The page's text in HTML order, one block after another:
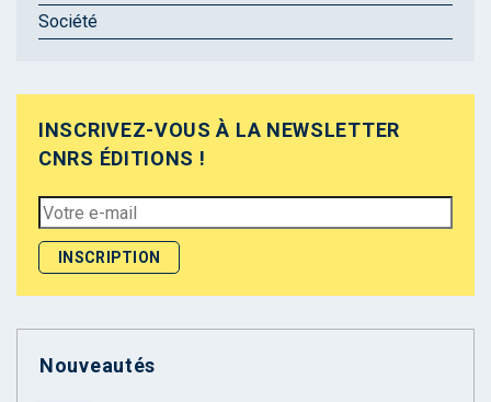
Société
INSCRIVEZ-VOUS À LA NEWSLETTER
CNRS ÉDITIONS !
Nouveautés